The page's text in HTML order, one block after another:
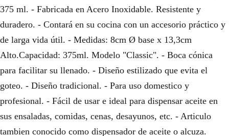
375 ml. - Fabricada en Acero Inoxidable. Resistente y
duradero. - Contará en su cocina con un accesorio práctico y
de larga vida útil. - Medidas: 8cm Ø base x 13,3cm
Alto.Capacidad: 375ml. Modelo "Classic". - Boca cónica
para facilitar su llenado. - Diseño estilizado que evita el
goteo. - Diseño tradicional. - Para uso domestico y
profesional. - Fácil de usar e ideal para dispensar aceite en
sus ensaladas, comidas, cenas, desayunos, etc. - Articulo
tambien conocido como dispensador de aceite o alcuza.